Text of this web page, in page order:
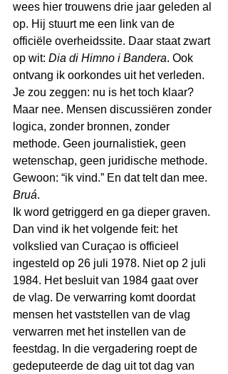
wees hier trouwens drie jaar geleden al
op. Hij stuurt me een link van de
officiële overheidssite. Daar staat zwart
op wit: Dia di Himno i Bandera. Ook
ontvang ik oorkondes uit het verleden.
Je zou zeggen: nu is het toch klaar?
Maar nee. Mensen discussiëren zonder
logica, zonder bronnen, zonder
methode. Geen journalistiek, geen
wetenschap, geen juridische methode.
Gewoon: “ik vind.” En dat telt dan mee.
Bruá.
Ik word getriggerd en ga dieper graven.
Dan vind ik het volgende feit: het
volkslied van Curaçao is officieel
ingesteld op 26 juli 1978. Niet op 2 juli
1984. Het besluit van 1984 gaat over
de vlag. De verwarring komt doordat
mensen het vaststellen van de vlag
verwarren met het instellen van de
feestdag. In die vergadering roept de
gedeputeerde de dag uit tot dag van